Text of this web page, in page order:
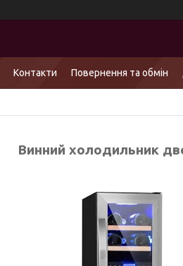
Контакти Повернення та обмін
Винний холодильник